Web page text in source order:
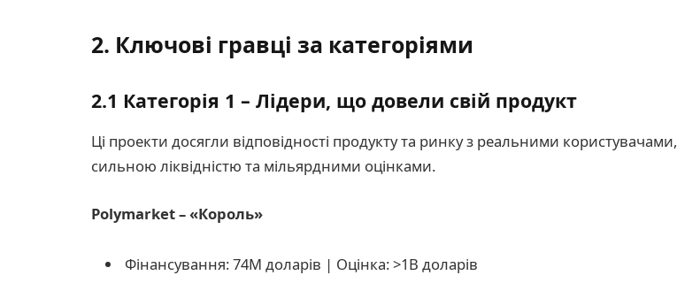
2. Ключові гравці за категоріями
2.1 Категорія 1 – Лідери, що довели свій продукт
Ці проекти досягли відповідності продукту та ринку з реальними користувачами,
сильною ліквідністю та мільярдними оцінками.
Polymarket – «Король»
Фінансування: 74M доларів | Оцінка: >1B доларів